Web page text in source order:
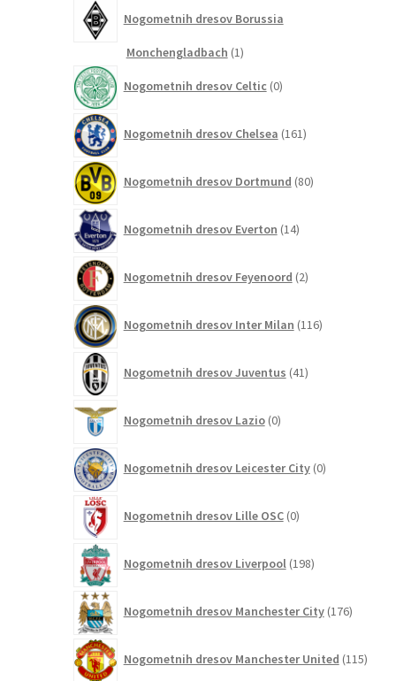
Nogometnih dresov Borussia
Monchengladbach 11
Nogometnih dresov Celtic 0izdelkov
Nogometnih dresov Chelsea 161izdelkov
Nogometnih dresov Dortmund 80izdelkov
Nogometnih dresov Everton 14izdelkov
Nogometnih dresov Feyenoord 2izdelka
Nogometnih dresov Inter Milan 116izdelkov
Nogometnih dresov Juventus 41izdelkov
Nogometnih dresov Lazio 0izdelkov
Nogometnih dresov Leicester City 0izdelkov
Nogometnih dresov Lille OSC 0izdelkov
Nogometnih dresov Liverpool 198izdelkov
Nogometnih dresov Manchester City 176izdelkov
Nogometnih dresov Manchester United 115